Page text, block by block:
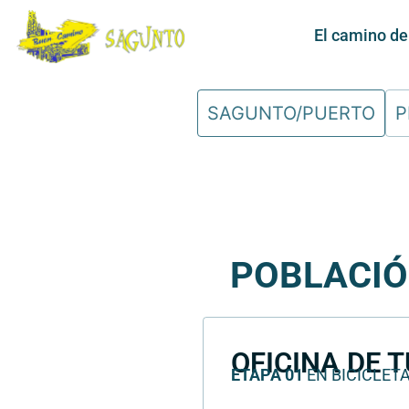
El camino
SAGUNTO/PUERTO
OFICINA DE
ETAPA 01EN